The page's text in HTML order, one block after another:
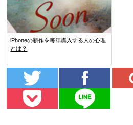
iPhoneの新作を毎年購入する人の心理
とは？